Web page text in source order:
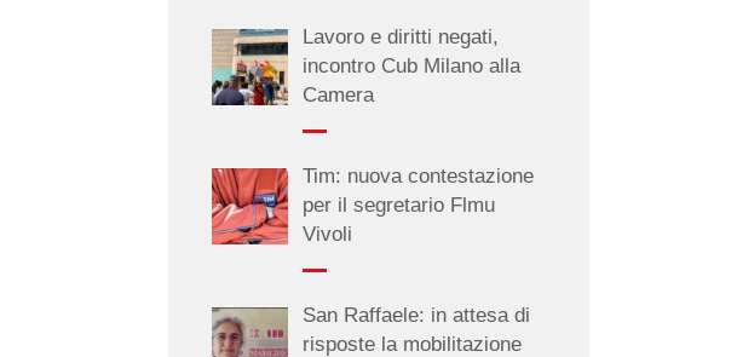
Lavoro e diritti negati,
incontro Cub Milano alla
Camera
Tim: nuova contestazione
per il segretario Flmu
Vivoli
San Raffaele: in attesa di
risposte la mobilitazione